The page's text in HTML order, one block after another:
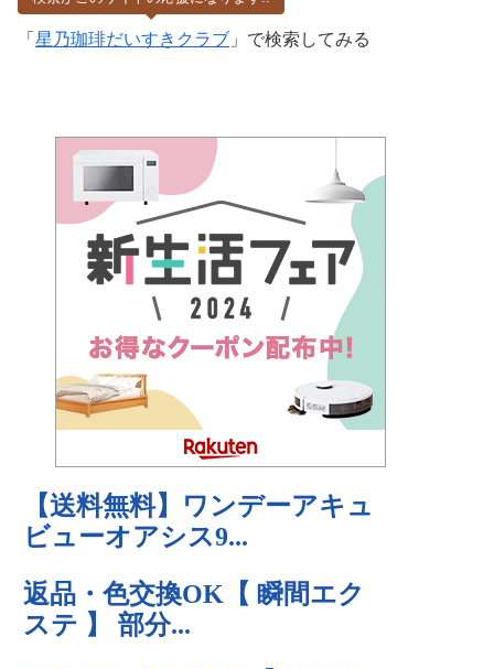
「 星乃珈琲だいすきクラブ 」で検索してみる